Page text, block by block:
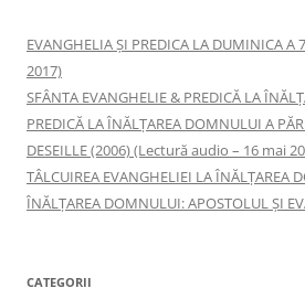
EVANGHELIA ȘI PREDICA LA DUMINICA A
2017)
SFÂNTA EVANGHELIE & PREDICĂ LA
PREDICĂ LA ÎNĂLŢAREA DOMNULUI A
DESEILLE (2006) (Lectură audio – 16 mai
TÂLCUIREA EVANGHELIEI LA ÎNĂLŢAREA
ÎNĂLŢAREA DOMNULUI: APOSTOLUL ȘI
CATEGORII